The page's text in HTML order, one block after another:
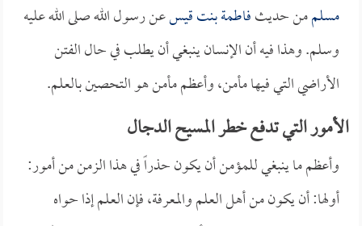
مسلممن حديثفاطمة بنت قيسعن رسول الله صلى الله عليه
وسلم. وهذا فيه أن الإنسان ينبغي أن يطلب في حال الفتن
الأراضي التي فيها مأمن، وأعظم مأمن هو التحصين بالعلم.
الأمور التي تدفع خطر المسيح الدجال
وأعظم ما ينبغي للمؤمن أن يكون حذراً في هذا الزمن من أمور:
أولها: أن يكون من أهل العلم والمعرفة، فإن العلم إذا حواه